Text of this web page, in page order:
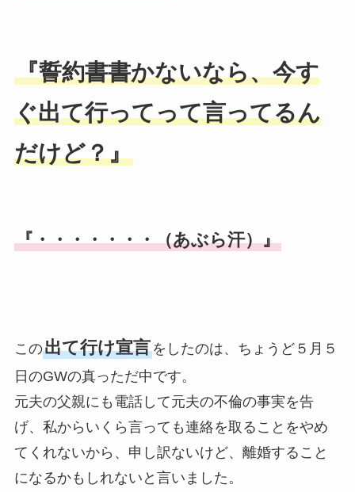
『誓約書書かないなら、今す
ぐ出て行ってって言ってるん
だけど？』
『・・・・・・・（あぶら汗）』
この出て行け宣言をしたのは、ちょうど５月５
日のGWの真っただ中です。
元夫の父親にも電話して元夫の不倫の事実を告
げ、私からいくら言っても連絡を取ることをやめ
てくれないから、申し訳ないけど、離婚すること
になるかもしれないと言いました。